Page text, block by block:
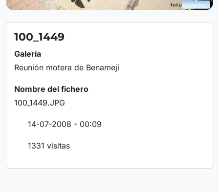
100_1449
Galería
Reunión motera de Benameji
Nombre del fichero
100_1449.JPG
14-07-2008 - 00:09
1331 visitas